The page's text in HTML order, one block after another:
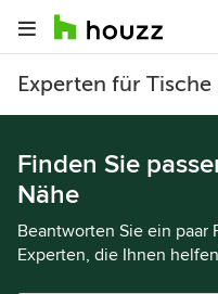
Experten für
Finden Sie
Nähe
Beantworten Sie ein paar
Experten, die Ihnen